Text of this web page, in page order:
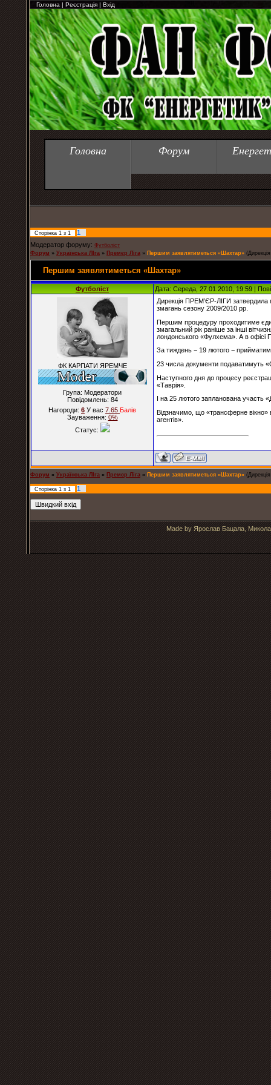
Головна | Реєстрація | Вхід
Головна Форум
Сторінка 1 з 1
1
Модератор форуму: Футболіст
Форум » Українська ЛІга » Премєр Ліга » Першим заявлятиметься «Шахтар»
Першим заявлятиметься «Шахтар»
Футболіст Дата: Середа, 27.01.2010, 19:59 |
ФК КАРПАТИ ЯРЕМЧЕ
Група: Модератори
Повідомлень: 84
Нагороди: 6 У вас 7.65 Балiв
Зауваження: 0%
Статус:
Дирекція ПРЕМ’ЄР-ЛІГИ затвердила
змагань сезону 2009/2010 рр.
Першим процедуру проходитиме
змагальний рік раніше за інші
лондонського «Фулхема». А в офісі
За тиждень − 19 лютого −
23 числа документи подаватимуть
Наступного дня до процесу
«Таврія».
І на 25 лютого запланована участь
Відзначимо, що «трансферне вікно»
агентів».
Форум » Українська ЛІга » Премєр Ліга » Першим заявлятиметься «Шахтар»
Сторінка 1 з 1 1
Made by Ярослав Бацала,